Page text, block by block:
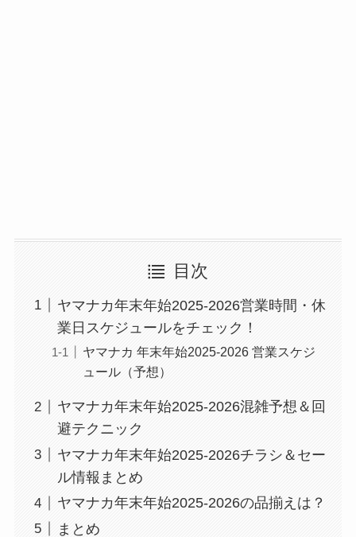
目次
ヤマナカ年末年始2025-2026営業時間・休
業日スケジュールをチェック！
ヤマナカ 年末年始2025-2026 営業スケジ
ュール（予想）
ヤマナカ年末年始2025-2026混雑予想＆回
避テクニック
ヤマナカ年末年始2025-2026チラシ＆セー
ル情報まとめ
ヤマナカ年末年始2025-2026の品揃えは？
まとめ